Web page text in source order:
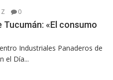
0
«El consumo
Industriales Panaderos de
el Día...